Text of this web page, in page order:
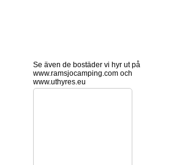
Se även de bostäder vi hyr ut på
www.ramsjocamping.com och
www.uthyres.eu